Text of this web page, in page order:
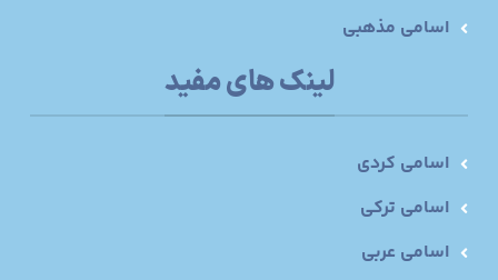
اسامی مذهبی
لینک های مفید
اسامی کردی
اسامی ترکی
اسامی عربی